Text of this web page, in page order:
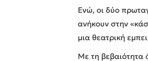
Ενώ, οι δύο
ανήκουν στην
μια θεατρική
Με τη βεβαιότητα